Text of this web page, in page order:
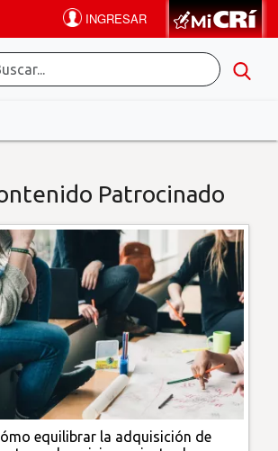
Patrocinado
equilibrar la adquisición de